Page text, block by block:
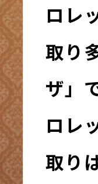
ロレ
取り
ザ」
ロレ
取り